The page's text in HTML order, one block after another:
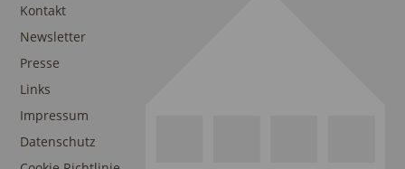
Kontakt
Newsletter
Presse
Links
Impressum
Datenschutz